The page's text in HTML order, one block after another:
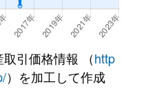
引価格情報 （http
）を加工して作成